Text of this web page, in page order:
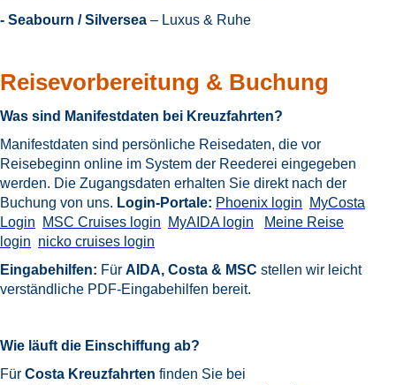
- Seabourn / Silversea – Luxus & Ruhe
Reisevorbereitung & Buchung
Was sind Manifestdaten bei Kreuzfahrten?
Manifestdaten sind persönliche Reisedaten, die vor
Reisebeginn online im System der Reederei eingegeben
werden. Die Zugangsdaten erhalten Sie direkt nach der
Buchung von uns. Login-Portale: Phoenix login
MyCosta
Login
MSC Cruises login MyAIDA login
Meine Reise
login nicko cruises login
Eingabehilfen: Für AIDA, Costa & MSC stellen wir leicht
verständliche PDF-Eingabehilfen bereit.
Wie läuft die Einschiffung ab?
Für Costa Kreuzfahrten finden Sie bei